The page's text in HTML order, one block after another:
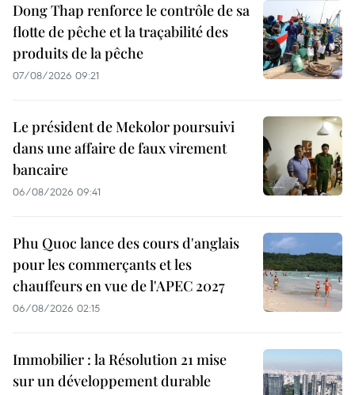
Dong Thap renforce le contrôle de sa
flotte de pêche et la traçabilité des
produits de la pêche
07/08/2026 09:21
Le président de Mekolor poursuivi
dans une affaire de faux virement
bancaire
06/08/2026 09:41
Phu Quoc lance des cours d'anglais
pour les commerçants et les
chauffeurs en vue de l'APEC 2027
06/08/2026 02:15
Immobilier : la Résolution 21 mise
sur un développement durable